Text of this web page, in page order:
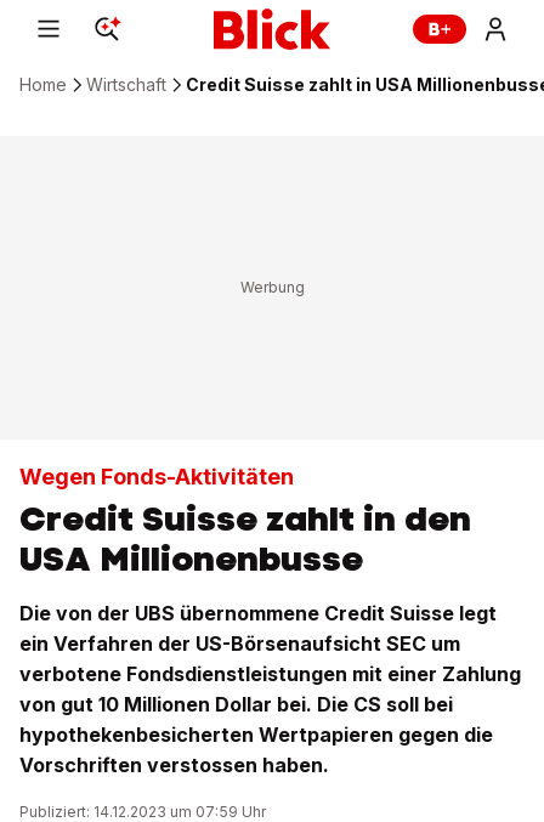
Home Wirtschaft Credit Suisse zahlt in USA
Wegen Fonds-Aktivitäten
Credit Suisse zahlt in den
USA Millionenbusse
Die von der UBS übernommene Credit Suisse legt
ein Verfahren der US-Börsenaufsicht SEC um
verbotene Fondsdienstleistungen mit einer Zahlung
von gut 10 Millionen Dollar bei. Die CS soll bei
hypothekenbesicherten Wertpapieren gegen die
Vorschriften verstossen haben.
Publiziert: 14.12.2023 um 07:59 Uhr